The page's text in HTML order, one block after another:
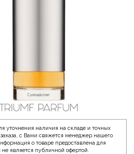
уточнения наличия на складе и точных
с Вами свяжется менеджер нашего
о товаре предоставлена для
является публичной офертой.